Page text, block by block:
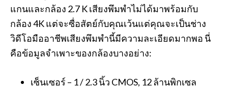
แกนและกล้อง 2.7 K เสียงพึมพำไม่ได้มาพร้อมกับ
กล้อง 4K แต่จะซื่อสัตย์กับคุณเว้นแต่คุณจะเป็นช่าง
วิดีโอมืออาชีพเสียงพึมพำนี้มีความละเอียดมากพอ นี่
คือข้อมูลจำเพาะของกล้องบางอย่าง:
เซ็นเซอร์ – 1 / 2.3 นิ้ว CMOS, 12 ล้านพิกเซล